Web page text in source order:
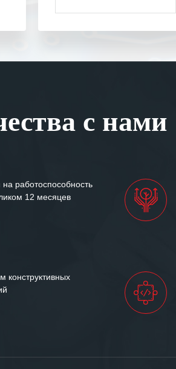
с нами
на работоспособность
12 месяцев
конструктивных